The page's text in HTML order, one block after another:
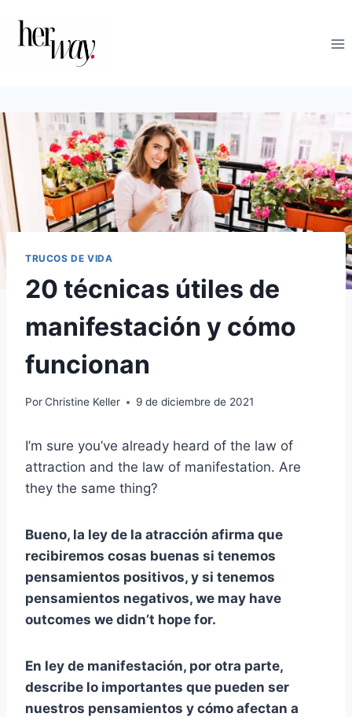
contenido
TRUCOS DE VIDA
20 técnicas útiles de
manifestación y cómo
funcionan
PorChristine Keller 9 de diciembre de 2021
I’m sure you’ve already heard of the law of
attraction and the law of manifestation. Are
they the same thing?
Bueno, la ley de la atracción afirma que
recibiremos cosas buenas si tenemos
pensamientos positivos, y si tenemos
pensamientos negativos, we may have
outcomes we didn’t hope for.
En ley de manifestación, por otra parte,
describe lo importantes que pueden ser
nuestros pensamientos y cómo afectan a